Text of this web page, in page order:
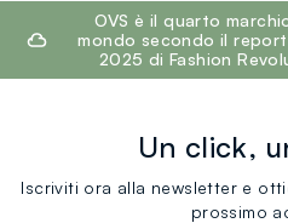
footer.ariatitleOVS è il quarto
mondo secondo il report
2025 di Fashion
Un click,
Iscriviti ora alla newsletter e
prossimo